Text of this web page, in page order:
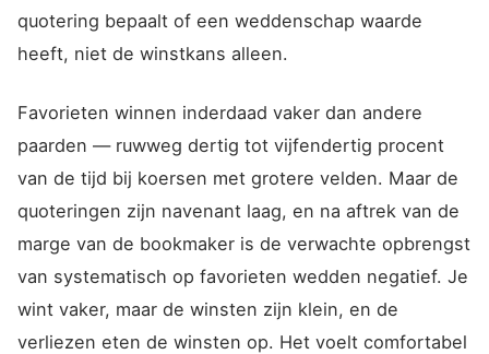
quotering bepaalt of een weddenschap waarde
heeft, niet de winstkans alleen.
Favorieten winnen inderdaad vaker dan andere
paarden — ruwweg dertig tot vijfendertig procent
van de tijd bij koersen met grotere velden. Maar de
quoteringen zijn navenant laag, en na aftrek van de
marge van de bookmaker is de verwachte opbrengst
van systematisch op favorieten wedden negatief. Je
wint vaker, maar de winsten zijn klein, en de
verliezen eten de winsten op. Het voelt comfortabel